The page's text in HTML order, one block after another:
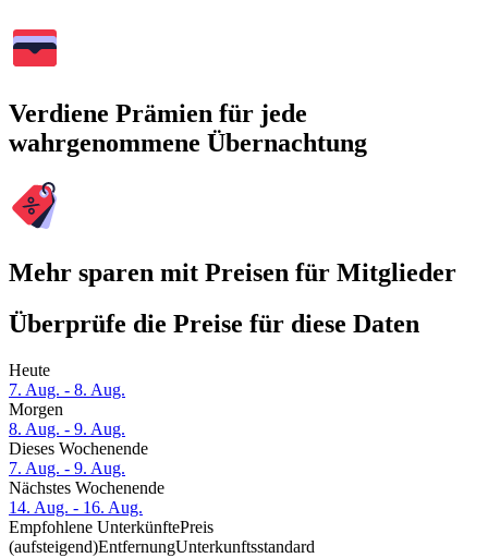
Verdiene Prämien für jede
wahrgenommene Übernachtung
Mehr sparen mit Preisen für Mitglieder
Überprüfe die Preise für diese Daten
Heute
7. Aug. - 8. Aug.
Morgen
8. Aug. - 9. Aug.
Dieses Wochenende
7. Aug. - 9. Aug.
Nächstes Wochenende
14. Aug. - 16. Aug.
Empfohlene UnterkünftePreis
(aufsteigend)EntfernungUnterkunftsstandard